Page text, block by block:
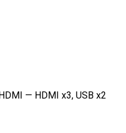
— HDMI x3, USB x2